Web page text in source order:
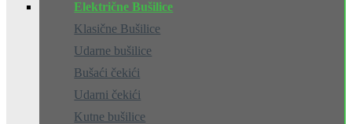
Električne Bušilice
Klasične Bušilice
Udarne bušilice
Bušaći čekići
Udarni čekići
Kutne bušilice